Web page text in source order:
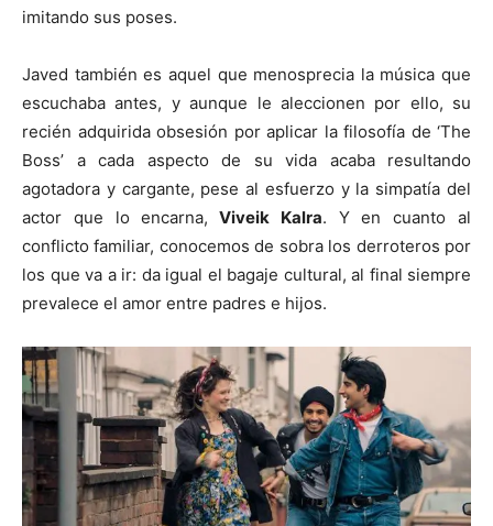
imitando sus poses.
Javed también es aquel que menosprecia la música que
escuchaba antes, y aunque le aleccionen por ello, su
recién adquirida obsesión por aplicar la filosofía de ‘The
Boss’ a cada aspecto de su vida acaba resultando
agotadora y cargante, pese al esfuerzo y la simpatía del
actor que lo encarna, Viveik Kalra. Y en cuanto al
conflicto familiar, conocemos de sobra los derroteros por
los que va a ir: da igual el bagaje cultural, al final siempre
prevalece el amor entre padres e hijos.